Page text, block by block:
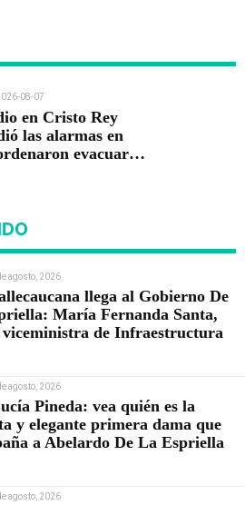
08-07
en Cristo Rey
las alarmas en
evacuar
agosto, 2026
llega al Gobierno De
María Fernanda Santa,
viceministra de Infraestructura
agosto, 2026
Pineda: vea quién es la
y elegante primera dama que
a Abelardo De La Espriella
agosto, 2026